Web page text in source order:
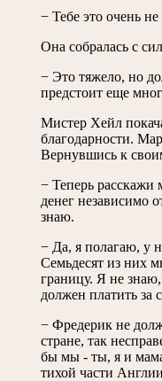
− Тебе это очень
Она собралась с
− Это тяжело, но
предстоит еще
Мистер Хейл
благодарности.
Вернувшись к
− Теперь расскажи
денег независимо
знаю.
− Да, я полагаю, у
Семьдесят из них
границу. Я не
должен платить за
− Фредерик не
стране, так
бы мы - ты, я и
тихой части